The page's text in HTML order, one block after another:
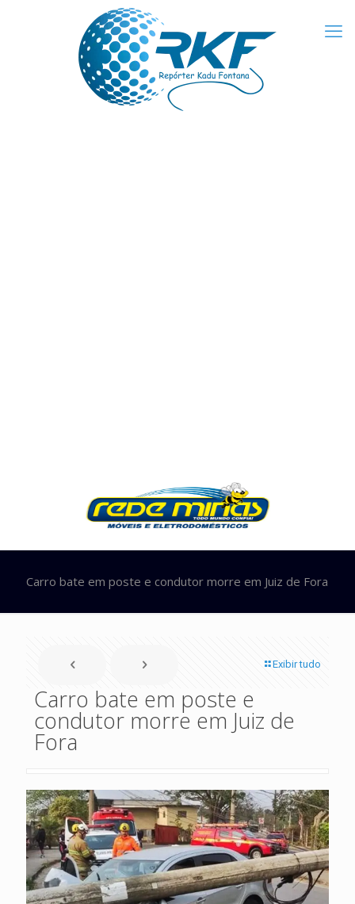
Carro bate em poste e condutor morre em Juiz de Fora
Exibir tudo
Carro bate em poste e
condutor morre em Juiz de
Fora